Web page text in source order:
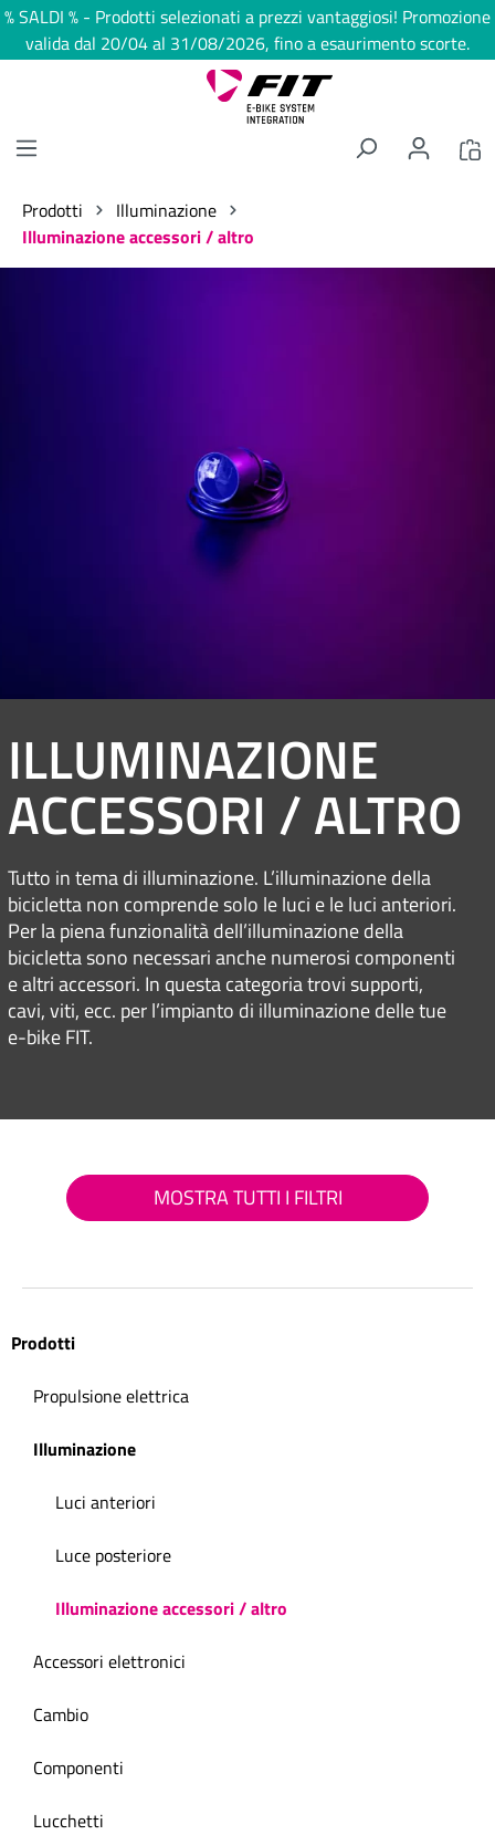
principale
% SALDI % - Prodotti selezionati a prezzi vantaggiosi! Promozione
valida dal 20/04 al 31/08/2026, fino a esaurimento scorte.
Prodotti
Illuminazione
Illuminazione accessori / altro
ILLUMINAZIONE
ACCESSORI / ALTRO
Tutto in tema di illuminazione. L’illuminazione della
bicicletta non comprende solo le luci e le luci anteriori.
Per la piena funzionalità dell’illuminazione della
bicicletta sono necessari anche numerosi componenti
e altri accessori. In questa categoria trovi supporti,
cavi, viti, ecc. per l’impianto di illuminazione delle tue
e-bike FIT.
MOSTRA TUTTI I FILTRI
Prodotti
Propulsione elettrica
Illuminazione
Luci anteriori
Luce posteriore
Illuminazione accessori / altro
Accessori elettronici
Cambio
Componenti
Lucchetti